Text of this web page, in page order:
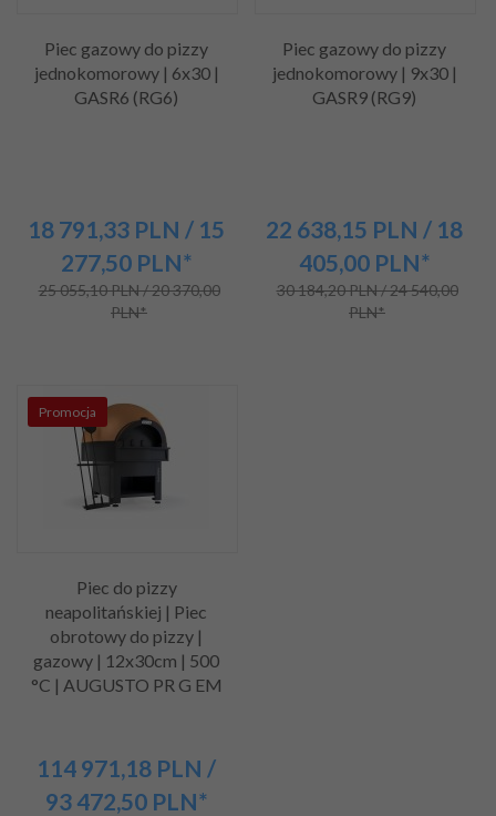
Piec gazowy do pizzy
jednokomorowy | 6x30 |
GASR6 (RG6)
18 791,33 PLN / 15
277,50 PLN*
25 055,10 PLN / 20 370,00
PLN*
Piec gazowy do pizzy
jednokomorowy | 9x30 |
GASR9 (RG9)
22 638,15 PLN / 18
405,00 PLN*
30 184,20 PLN / 24 540,00
PLN*
Promocja
Piec do pizzy
neapolitańskiej | Piec
obrotowy do pizzy |
gazowy | 12x30cm | 500
°C | AUGUSTO PR G EM
114 971,18 PLN /
93 472,50 PLN*